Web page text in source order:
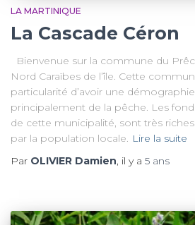
LA MARTINIQUE
La Cascade Céron
Bienvenue sur la commune du
Nord Caraïbes de l’île. Cette
particularité d’avoir une
principalement de la pêche. Les
de cette municipalité, sont très
par la population locale.
Lire la suite
Par OLIVIER Damien , il y a 5 ans